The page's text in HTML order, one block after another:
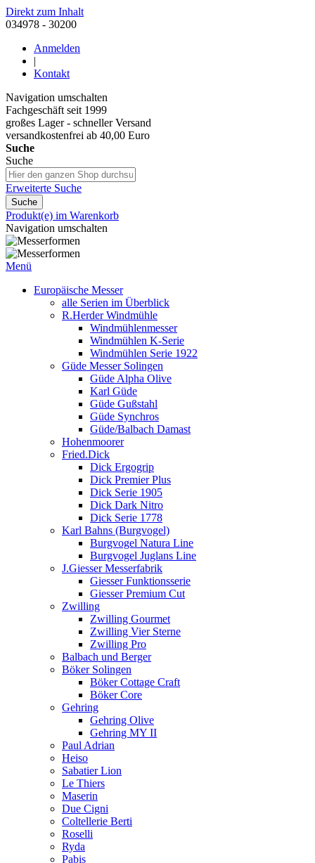
Direkt zum Inhalt
034978 - 30200
Anmelden
|
Kontakt
Navigation umschalten
Fachgeschäft seit 1999
großes Lager - schneller Versand
versandkostenfrei ab 40,00 Euro
Suche
Suche
Erweiterte Suche
Suche
Produkt(e) im Warenkorb
Navigation umschalten
Menü
Europäische Messer
alle Serien im Überblick
R.Herder Windmühle
Windmühlenmesser
Windmühlen K-Serie
Windmühlen Serie 1922
Güde Messer Solingen
Güde Alpha Olive
Karl Güde
Güde Gußstahl
Güde Synchros
Güde/Balbach Damast
Hohenmoorer
Fried.Dick
Dick Ergogrip
Dick Premier Plus
Dick Serie 1905
Dick Dark Nitro
Dick Serie 1778
Karl Bahns (Burgvogel)
Burgvogel Natura Line
Burgvogel Juglans Line
J.Giesser Messerfabrik
Giesser Funktionsserie
Giesser Premium Cut
Zwilling
Zwilling Gourmet
Zwilling Vier Sterne
Zwilling Pro
Balbach und Berger
Böker Solingen
Böker Cottage Craft
Böker Core
Gehring
Gehring Olive
Gehring MY II
Paul Adrian
Heiso
Sabatier Lion
Le Thiers
Maserin
Due Cigni
Coltellerie Berti
Roselli
Ryda
Pabis